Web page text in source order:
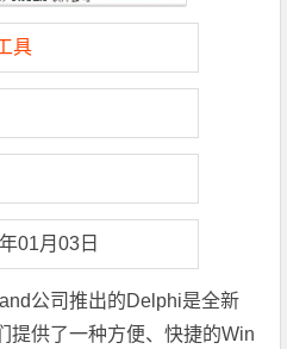
具
01月03日
公司推出的Delphi是全新
提供了一种方便、快捷的Win